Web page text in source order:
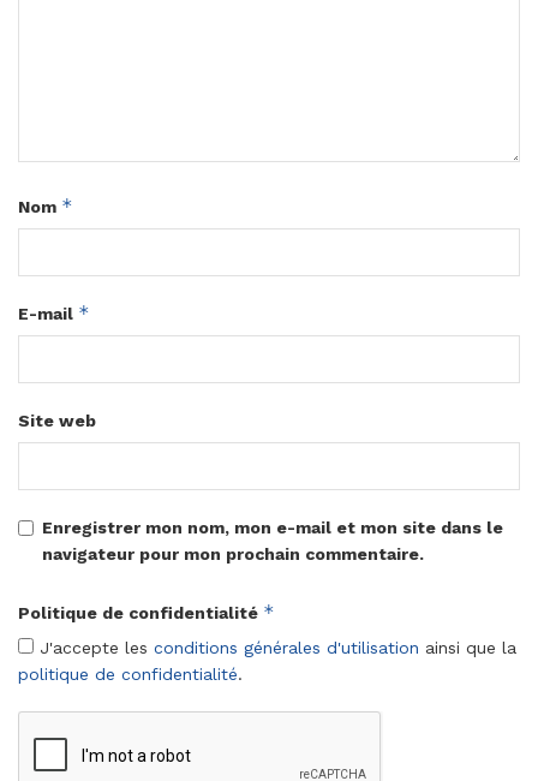
Nom *
E-mail *
Site web
Enregistrer mon nom, mon e-mail et mon site dans le
navigateur pour mon prochain commentaire.
Politique de confidentialité *
J'accepte les conditions générales d'utilisation ainsi que la
politique de confidentialité.